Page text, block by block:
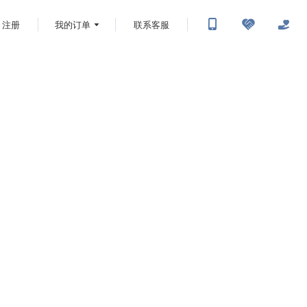
注册 我的订单 联系客服